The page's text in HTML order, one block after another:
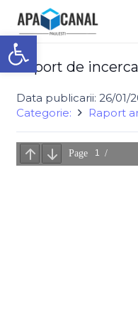
Deschide bara de unelte
Raport de
Data publicarii: 26/01/
Categorie:
Raport